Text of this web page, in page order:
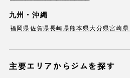
九州・沖縄
福岡県佐賀県長崎県熊本県大分県宮崎県
主要エリアからジムを探す